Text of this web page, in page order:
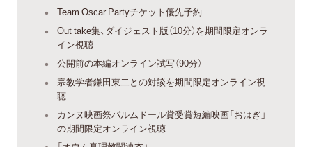
Team Oscar Partyチケット優先予約
Out take集、ダイジェスト版（10分）を期間限定オンラ
イン視聴
公開前の本編オンライン試写（90分）
宗教学者鎌田東二との対談を期間限定オンライン視
聴
カンヌ映画祭パルムドール賞受賞短編映画「おはぎ」
の期間限定オンライン視聴